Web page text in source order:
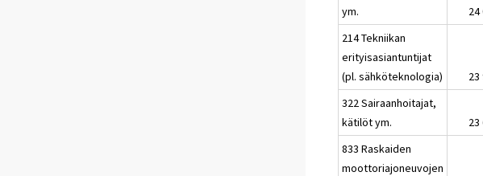
ym.
24
214 Tekniikan
erityisasiantuntijat
(pl. sähköteknologia)
23
322 Sairaanhoitajat,
kätilöt ym.
23
833 Raskaiden
moottoriajoneuvojen